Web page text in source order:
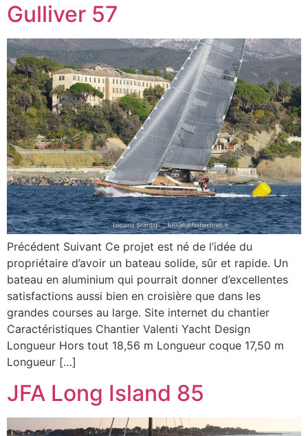
Gulliver 57
Précédent Suivant Ce projet est né de l’idée du
propriétaire d’avoir un bateau solide, sûr et rapide. Un
bateau en aluminium qui pourrait donner d’excellentes
satisfactions aussi bien en croisière que dans les
grandes courses au large. Site internet du chantier
Caractéristiques Chantier Valenti Yacht Design
Longueur Hors tout 18,56 m Longueur coque 17,50 m
Longueur […]
JFA Long Island 85